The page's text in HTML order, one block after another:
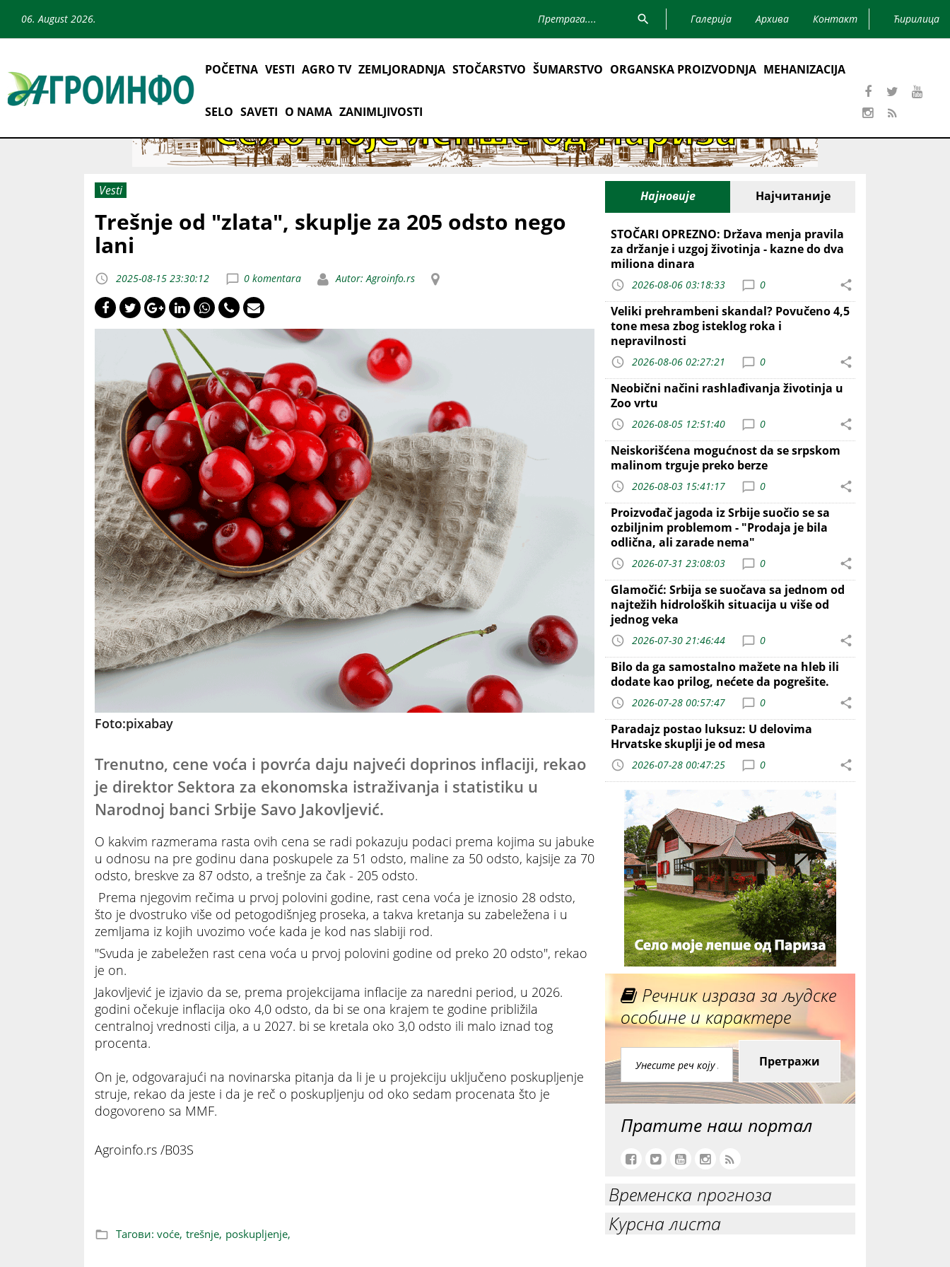
06. August 2026. Галерија Архива Контакт Ћирилица
POČETNA VESTI AGRO TV ZEMLJORADNJA STOČARSTVO ŠUMARSTVO ORGANSKA PROIZVODNJA MEHANIZACIJA
SELO SAVETI O NAMA ZANIMLJIVOSTI
Vesti
Trešnje od "zlata", skuplje za 205 odsto nego
lani
2025-08-15 23:30:12 0 komentara Autor: Agroinfo.rs
Foto:pixabay
Trenutno, cene voća i povrća daju najveći doprinos inflaciji, rekao
je direktor Sektora za ekonomska istraživanja i statistiku u
Narodnoj banci Srbije Savo Jakovljević.
O kakvim razmerama rasta ovih cena se radi pokazuju podaci prema kojima su jabuke
u odnosu na pre godinu dana poskupele za 51 odsto, maline za 50 odsto, kajsije za 70
odsto, breskve za 87 odsto, a trešnje za čak - 205 odsto.
Prema njegovim rečima u prvoj polovini godine, rast cena voća je iznosio 28 odsto,
što je dvostruko više od petogodišnjeg proseka, a takva kretanja su zabeležena i u
zemljama iz kojih uvozimo voće kada je kod nas slabiji rod.
"Svuda je zabeležen rast cena voća u prvoj polovini godine od preko 20 odsto", rekao
je on.
Jakovljević je izjavio da se, prema projekcijama inflacije za naredni period, u 2026.
godini očekuje inflacija oko 4,0 odsto, da bi se ona krajem te godine približila
centralnoj vrednosti cilja, a u 2027. bi se kretala oko 3,0 odsto ili malo iznad tog
procenta.
On je, odgovarajući na novinarska pitanja da li je u projekciju uključeno poskupljenje
struje, rekao da jeste i da je reč o poskupljenju od oko sedam procenata što je
dogovoreno sa MMF.
Agroinfo.rs /B03S
Тагови: voće, trešnje, poskupljenje,
Најновије Најчитаније
STOČARI OPREZNO: Država menja pravila
za držanje i uzgoj životinja - kazne do dva
miliona dinara
2026-08-06 03:18:33 0
Veliki prehrambeni skandal? Povučeno 4,5
tone mesa zbog isteklog roka i
nepravilnosti
2026-08-06 02:27:21 0
Neobični načini rashlađivanja životinja u
Zoo vrtu
2026-08-05 12:51:40 0
Neiskorišćena mogućnost da se srpskom
malinom trguje preko berze
2026-08-03 15:41:17 0
Proizvođač jagoda iz Srbije suočio se sa
ozbiljnim problemom - "Prodaja je bila
odlična, ali zarade nema"
2026-07-31 23:08:03 0
Glamočić: Srbija se suočava sa jednom od
najtežih hidroloških situacija u više od
jednog veka
2026-07-30 21:46:44 0
Bilo da ga samostalno mažete na hleb ili
dodate kao prilog, nećete da pogrešite.
2026-07-28 00:57:47 0
Paradajz postao luksuz: U delovima
Hrvatske skuplji je od mesa
2026-07-28 00:47:25 0
Речник израза за људске
особине и карактере
Претражи
Пратите наш портал
Временска прогноза
Курсна листа